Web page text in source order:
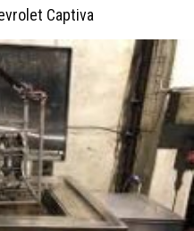
Captiva